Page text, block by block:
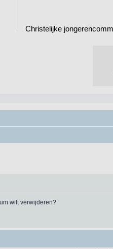
Christelijke
wilt verwijderen?